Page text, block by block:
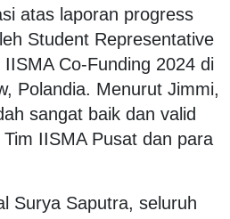
atas laporan progress
Student Representative
Co-Funding 2024 di
Polandia. Menurut Jimmi,
sangat baik dan valid
IISMA Pusat dan para
Surya Saputra, seluruh